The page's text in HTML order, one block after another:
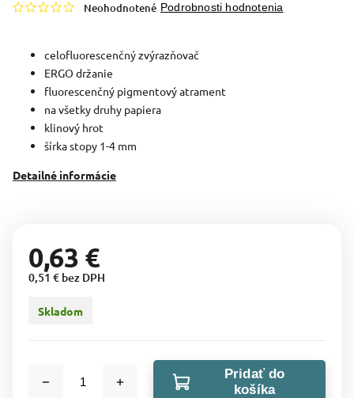
Neohodnotené Podrobnosti hodnotenia
celofluorescenčný zvýrazňovač
ERGO držanie
fluorescenčný pigmentový atrament
na všetky druhy papiera
klinový hrot
šírka stopy 1-4 mm
Detailné informácie
0,63 €
0,51 € bez DPH
Skladom
Pridať do
košíka